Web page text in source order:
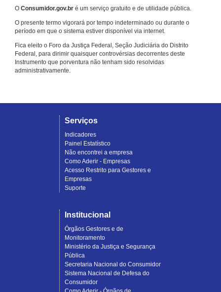
O Consumidor.gov.br é um serviço gratuito e de utilidade pública.
O presente termo vigorará por tempo indeterminado ou durante o
período em que o sistema estiver disponível via internet.
Fica eleito o Foro da Justiça Federal, Seção Judiciária do Distrito
Federal, para dirimir quaisquer controvérsias decorrentes deste
Instrumento que porventura não tenham sido resolvidas
administrativamente.
Serviços
Indicadores
Painel Estatístico
Não encontrei a empresa
Como Aderir - Empresas
Acesso Restrito para Gestores e
Empresas
Suporte
Institucional
Órgãos Gestores e de
Monitoramento
Ministério da Justiça e Segurança
Pública
Secretaria Nacional do Consumidor
Sistema Nacional de Defesa do
Consumidor